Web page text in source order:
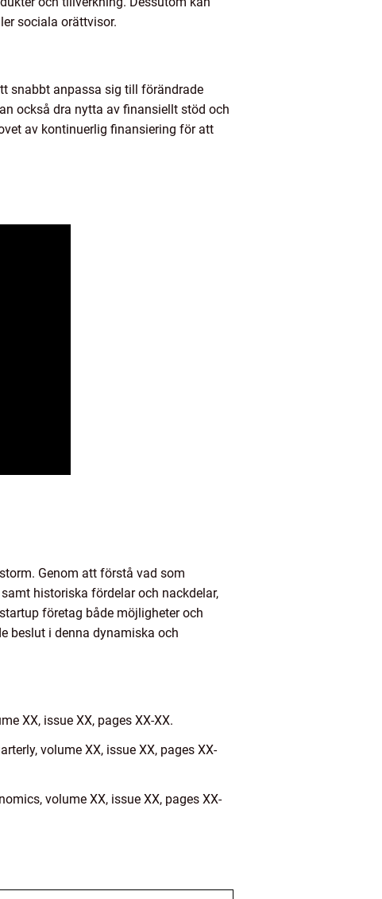
sociala orättvisor.
snabbt anpassa sig till förändrade
också dra nytta av finansiellt stöd och
av kontinuerlig finansiering för att
Genom att förstå vad som
historiska fördelar och nackdelar,
företag både möjligheter och
beslut i denna dynamiska och
XX, issue XX, pages XX-XX.
volume XX, issue XX, pages XX-
volume XX, issue XX, pages XX-